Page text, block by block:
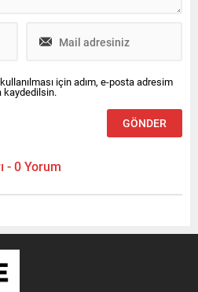
için adım, e-posta adresim
kaydedilsin.
- 0 Yorum